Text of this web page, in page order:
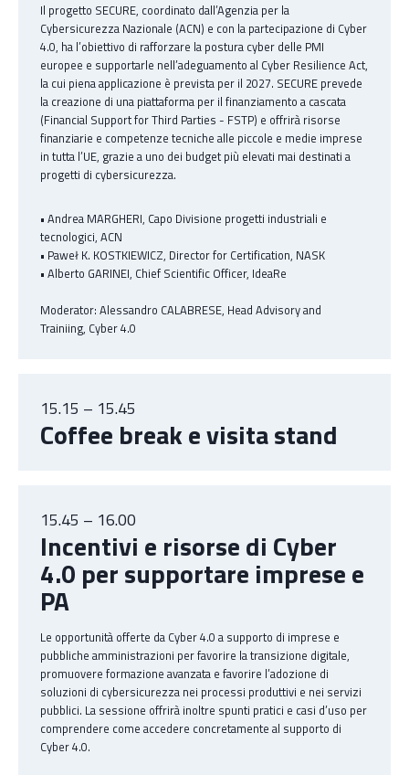
Il progetto SECURE, coordinato dall’Agenzia per la
Cybersicurezza Nazionale (ACN) e con la partecipazione di Cyber
4.0, ha l’obiettivo di rafforzare la postura cyber delle PMI
europee e supportarle nell’adeguamento al Cyber Resilience Act,
la cui piena applicazione è prevista per il 2027. SECURE prevede
la creazione di una piattaforma per il finanziamento a cascata
(Financial Support for Third Parties - FSTP) e offrirà risorse
finanziarie e competenze tecniche alle piccole e medie imprese
in tutta l’UE, grazie a uno dei budget più elevati mai destinati a
progetti di cybersicurezza.
• Andrea MARGHERI, Capo Divisione progetti industriali e
tecnologici, ACN
• Paweł K. KOSTKIEWICZ, Director for Certification, NASK
• Alberto GARINEI, Chief Scientific Officer, IdeaRe
Moderator: Alessandro CALABRESE, Head Advisory and
Trainiing, Cyber 4.0
15.15 – 15.45
Coffee break e visita stand
15.45 – 16.00
Incentivi e risorse di Cyber
4.0 per supportare imprese e
PA
Le opportunità offerte da Cyber 4.0 a supporto di imprese e
pubbliche amministrazioni per favorire la transizione digitale,
promuovere formazione avanzata e favorire l’adozione di
soluzioni di cybersicurezza nei processi produttivi e nei servizi
pubblici. La sessione offrirà inoltre spunti pratici e casi d’uso per
comprendere come accedere concretamente al supporto di
Cyber 4.0.